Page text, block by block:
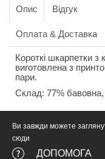
Опис Відгук
Оплата & Доставка
Короткі шкарпетки з
виготовлена з
пари.
Склад: 77% бавовна,
Ви завжди можете
сюди
ДОПОМОГА